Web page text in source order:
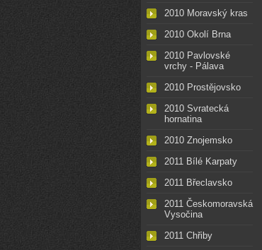
2010 Moravský kras
2010 Okolí Brna
2010 Pavlovské
vrchy - Pálava
2010 Prostějovsko
2010 Svratecká
hornatina
2010 Znojemsko
2011 Bílé Karpaty
2011 Břeclavsko
2011 Českomoravská
Vysočina
2011 Chřiby